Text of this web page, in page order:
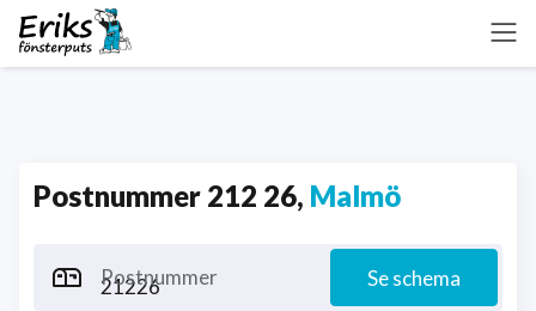
Postnummer 212 26, Malmö
Postnummer Se schema